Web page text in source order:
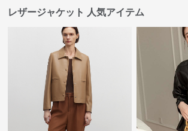
レザージャケット 人気アイテム